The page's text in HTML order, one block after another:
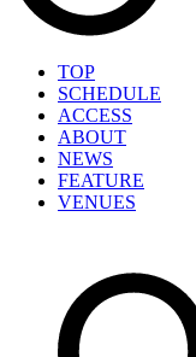
TOP
SCHEDULE
ACCESS
ABOUT
NEWS
FEATURE
VENUES